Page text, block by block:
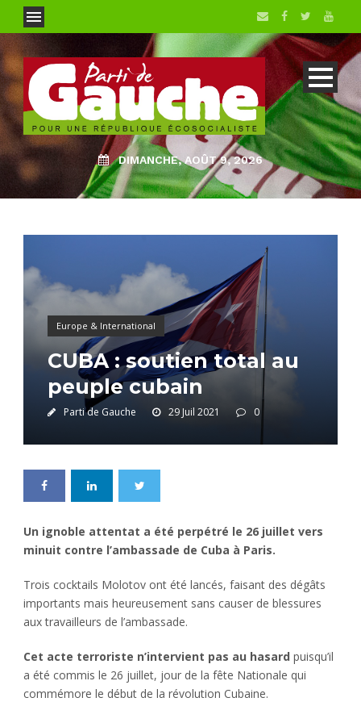
DIMANCHE, AOÛT 9, 2026
Europe & International
CUBA : soutien total au
peuple cubain
Parti de Gauche 29 Juil 2021 0
Un ignoble attentat a été perpétré le 26 juillet vers
minuit contre l’ambassade de Cuba à Paris.
Trois cocktails Molotov ont été lancés, faisant des dégâts
importants mais heureusement sans causer de blessures
aux travailleurs de l’ambassade.
Cet acte terroriste n’intervient pas au hasard puisqu’il
a été commis le 26 juillet, jour de la fête Nationale qui
commémore le début de la révolution Cubaine.